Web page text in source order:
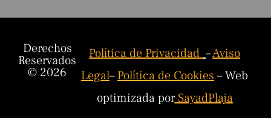
Derechos
Reservados
© 2026
Política de Privacidad–Aviso
Legal–Política de Cookies– Web
optimizada porSayadPlaja